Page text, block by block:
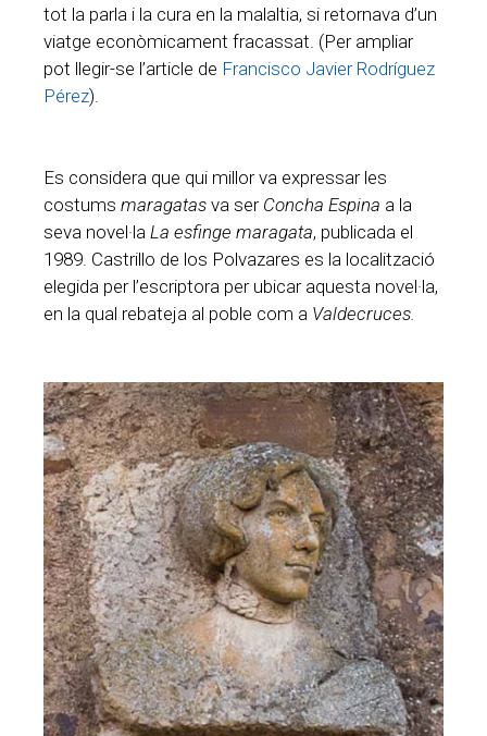
tot la parla i la cura en la malaltia, si retornava d’un
viatge econòmicament fracassat. (Per ampliar
pot llegir-se l’article de Francisco Javier Rodríguez
Pérez).
Es considera que qui millor va expressar les
costums maragatas va ser Concha Espina a la
seva novel·la La esfinge maragata, publicada el
1989. Castrillo de los Polvazares es la localització
elegida per l’escriptora per ubicar aquesta novel·la,
en la qual rebateja al poble com a Valdecruces.